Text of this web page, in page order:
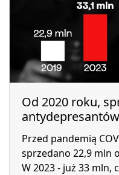
Od 2020 roku,
Przed pandemią
sprzedano 22,9 mln
W 2023 - już 33 mln,